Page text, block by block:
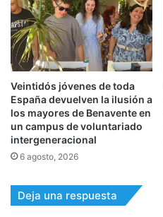
Veintidós jóvenes de toda
España devuelven la ilusión a
los mayores de Benavente en
un campus de voluntariado
intergeneracional
6 agosto, 2026
Deja una respuesta